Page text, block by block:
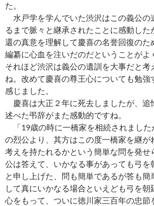
た。
水戸学を学んでいた渋沢はこの義公の
るまで脈々と継承されたことに感動した
還の真意を理解して慶喜の名誉回復のた
編纂に心血を注いだのだということがよ
それほど渋沢は義公の遺訓を大事だと考
ね。改めて慶喜の尊王心についても勉強
感じました。
慶喜は大正２年に死去しましたが、追
述べた弔辞がまた感動的ですね。
「19歳の時に一橋家を相続されました
の烈公より、其方はこの度一橋家を継が
考えを持たれるかという簡単な問を発せ
公は答えて、いかなる事があっても弓を
と申し上げた、問も簡単であるが答も簡
して真にいかなる場合といえども弓を朝
心をもって、ついに徳川家三百年の忠節